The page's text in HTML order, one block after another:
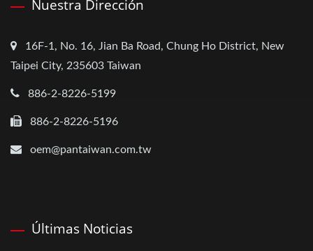
Nuestra Dirección
16F-1, No. 16, Jian Ba Road, Chung Ho District, New
Taipei City, 235603 Taiwan
886-2-8226-5199
886-2-8226-5196
oem@pantaiwan.com.tw
Últimas Noticias